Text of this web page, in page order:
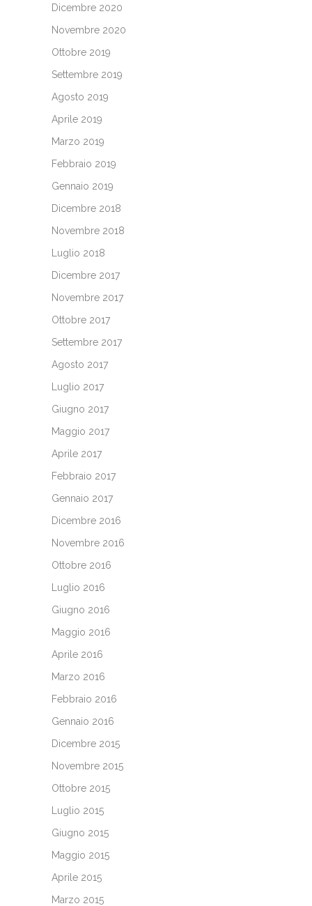
Dicembre 2020
Novembre 2020
Ottobre 2019
Settembre 2019
Agosto 2019
Aprile 2019
Marzo 2019
Febbraio 2019
Gennaio 2019
Dicembre 2018
Novembre 2018
Luglio 2018
Dicembre 2017
Novembre 2017
Ottobre 2017
Settembre 2017
Agosto 2017
Luglio 2017
Giugno 2017
Maggio 2017
Aprile 2017
Febbraio 2017
Gennaio 2017
Dicembre 2016
Novembre 2016
Ottobre 2016
Luglio 2016
Giugno 2016
Maggio 2016
Aprile 2016
Marzo 2016
Febbraio 2016
Gennaio 2016
Dicembre 2015
Novembre 2015
Ottobre 2015
Luglio 2015
Giugno 2015
Maggio 2015
Aprile 2015
Marzo 2015